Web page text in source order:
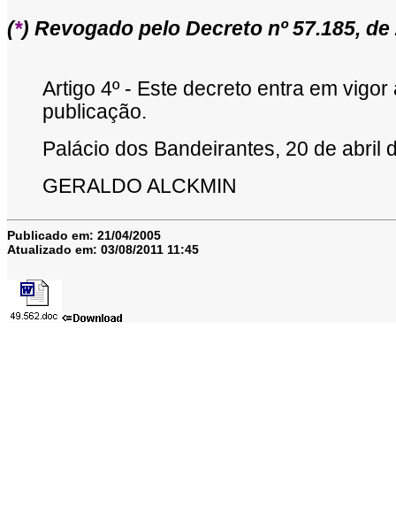
(*) Revogado pelo Decreto nº 57.185,
Artigo 4º - Este decreto entra em
publicação.
Palácio dos Bandeirantes, 20 de abril
GERALDO ALCKMIN
Publicado em: 21/04/2005
Atualizado em: 03/08/2011 11:45